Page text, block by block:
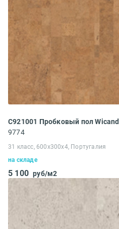
9774
31 класс, 600x300x4, Португалия
на складе
5 100 руб/м2